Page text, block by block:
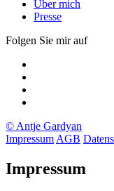
Über mich
Presse
Folgen Sie mir auf
© Antje Gardyan
Impressum AGB
Impressum